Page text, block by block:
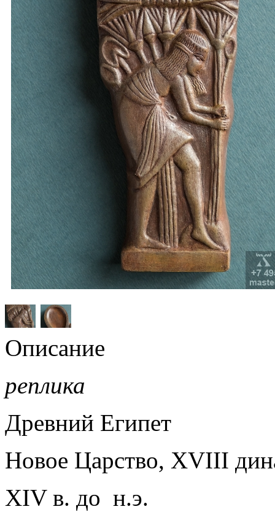
Описание
реплика
Древний Египет
Новое Царство, XVIII
XIV в. до н.э.